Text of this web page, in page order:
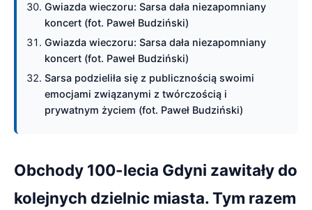
Gwiazda wieczoru: Sarsa dała niezapomniany
koncert (fot. Paweł Budziński)
Gwiazda wieczoru: Sarsa dała niezapomniany
koncert (fot. Paweł Budziński)
Sarsa podzieliła się z publicznością swoimi
emocjami związanymi z twórczością i
prywatnym życiem (fot. Paweł Budziński)
Obchody 100-lecia Gdyni zawitały do
kolejnych dzielnic miasta. Tym razem